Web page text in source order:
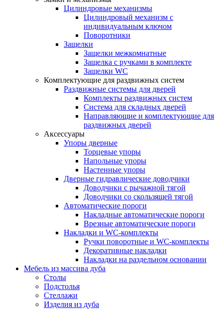
Цилиндровые механизмы
Цилиндровый механизм с
индивидуальным ключом
Поворотники
Защелки
Защелки межкомнатные
Защелка с ручками в комплекте
Защелки WC
Комплектующие для раздвижных систем
Раздвижные системы для дверей
Комплекты раздвижных систем
Система для складных дверей
Направляющие и комплектующие для
раздвижных дверей
Аксессуары
Упоры дверные
Торцевые упоры
Напольные упоры
Настенные упоры
Дверные гидравлические доводчики
Доводчики с рычажной тягой
Доводчики со скользящей тягой
Автоматические пороги
Накладные автоматические пороги
Врезные автоматические пороги
Накладки и WC-комплекты
Ручки поворотные и WC-комплекты
Декоративные накладки
Накладки на раздельном основании
Мебель из массива дуба
Столы
Подстолья
Стеллажи
Изделия из дуба